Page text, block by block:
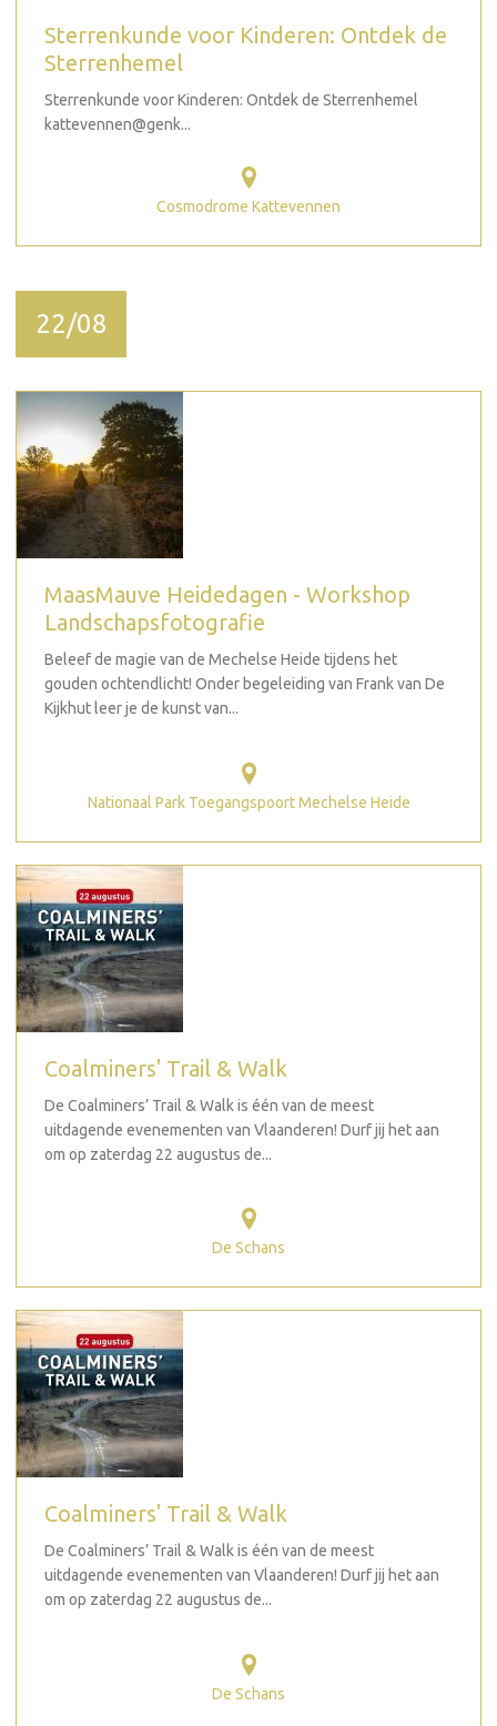
Sterrenkunde voor Kinderen: Ontdek de
Sterrenhemel
Sterrenkunde voor Kinderen: Ontdek de Sterrenhemel
kattevennen@genk...
Cosmodrome Kattevennen
22/08
MaasMauve Heidedagen - Workshop
Landschapsfotografie
Beleef de magie van de Mechelse Heide tijdens het
gouden ochtendlicht! Onder begeleiding van Frank van De
Kijkhut leer je de kunst van...
Nationaal Park Toegangspoort Mechelse Heide
Coalminers' Trail & Walk
De Coalminers’ Trail & Walk is één van de meest
uitdagende evenementen van Vlaanderen! Durf jij het aan
om op zaterdag 22 augustus de...
De Schans
Coalminers' Trail & Walk
De Coalminers’ Trail & Walk is één van de meest
uitdagende evenementen van Vlaanderen! Durf jij het aan
om op zaterdag 22 augustus de...
De Schans